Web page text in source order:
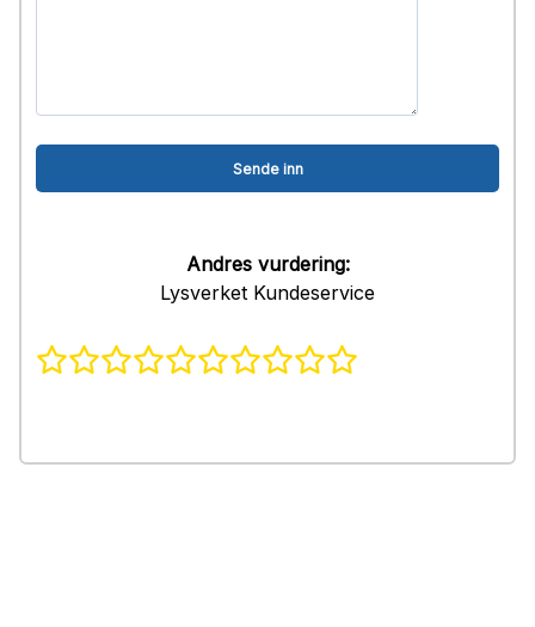
Andres vurdering:
Lysverket Kundeservice